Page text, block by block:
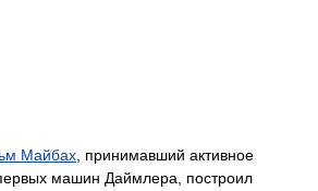
Майбах, принимавший активное
машин Даймлера, построил